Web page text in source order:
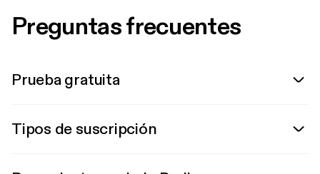
Preguntas frecuentes
Prueba gratuita
Tipos de suscripción